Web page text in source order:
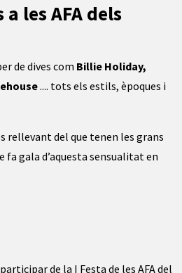
les AFA dels
de dives com Billie Holiday,
.... tots els estils, èpoques i
rellevant del que tenen les grans
fa gala d’aquesta sensualitat en
de la I Festa de les AFA del